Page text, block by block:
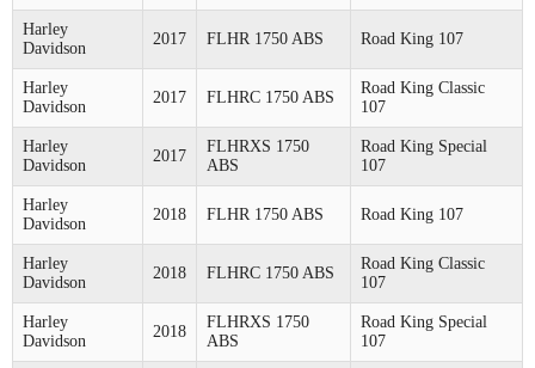
Harley
Davidson
2017 FLHR 1750 ABS Road King 107
Harley
Davidson
2017 FLHRC 1750 ABS
Road King Classic
107
Harley
Davidson
2017
FLHRXS 1750
ABS
Road King Special
107
Harley
Davidson
2018 FLHR 1750 ABS Road King 107
Harley
Davidson
2018 FLHRC 1750 ABS
Road King Classic
107
Harley
Davidson
2018
FLHRXS 1750
ABS
Road King Special
107